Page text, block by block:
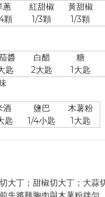
蔥 紅甜椒 黃甜椒
顆 1/3顆 1/3顆
醬 白醋 糖
匙 2大匙 1大匙
酒 鹽巴
木薯粉
匙 1/4小匙 1大匙
丁；甜椒切大丁；大蒜